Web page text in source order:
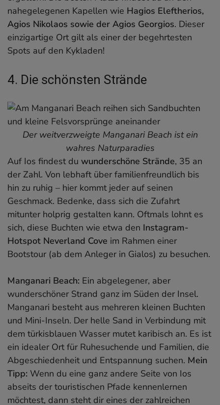
nahegelegenen Kapellen wie Hagios Eleftherios,
Agios Nikolaos sowie der Agios Georgios. Dieser
einzigartige Ort gilt als einer der begehrtesten
Spots auf den Kykladen!
4. Die schönsten Strände
Der weitverzweigte Manganari Beach ist ein
wahres Naturparadies
Auf Ios findest du wunderschöne Strände, 35 an
der Zahl. Von lebhaft über familienfreundlich bis
hin zu ruhig – hier kommt jeder auf seinen
Geschmack. Bedenke, dass sich die Zufahrt
mitunter holprig gestalten kann. Oftmals lohnt es
sich, diese Buchten wie etwa den Instagram-
Hotspot Neverland Cove im Rahmen einer
Bootstour (ab dem Anleger in Gialos) zu besuchen.
Manganari Beach: Ein abgelegener, aber
wunderschöner Strand ganz im Süden der Insel.
Manganari besteht aus mehreren kleinen Buchten
und Mini-Inseln. Der helle Sand in Verbindung mit
dem türkisblauen Wasser mutet karibisch an. Es ist
ein idealer Ort für Ruhesuchende und Familien, die
Abgeschiedenheit und Entspannung suchen. Mein
Tipp: Wenn du eine ganz andere Seite von Ios
abseits der touristischen Pfade kennenlernen
möchtest, dann steht dir eines der zahlreichen